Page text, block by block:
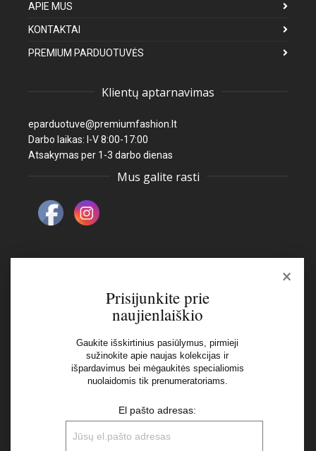
APIE MUS
KONTAKTAI
PREMIUM PARDUOTUVĖS
Klientų aptarnavimas
eparduotuve@premiumfashion.lt
Darbo laikas: I-V 8:00-17:00
Atsakymas per 1-3 darbo dienas
Mus galite rasti
Naujienlaiškis
Aš perskaičiau ir sutinku su Privatumo Politikos
×
Prisijunkite prie
naujienlaiškio
Gaukite išskirtinius pasiūlymus, pirmieji
sužinokite apie naujas kolekcijas ir
išpardavimus bei mėgaukitės specialiomis
nuolaidomis tik prenumeratoriams.
El pašto adresas: